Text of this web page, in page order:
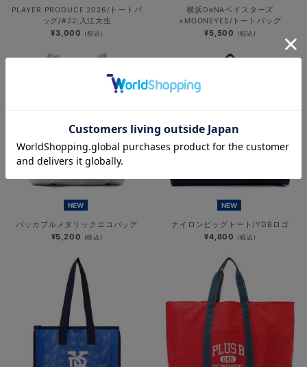
PLAYER PRODUCE 2026/トートバ
ッグ/#22:入江大生
¥3,000 (税込)
横浜DeNAベイスターズ
×MOONEYES/トートバッグ
¥5,500 (税込)
NEW
パッカブルメタリックエコバッグ
¥5,200 (税込)
NEW
ナイロンビッグトート/YDBロゴ
¥4,800 (税込)